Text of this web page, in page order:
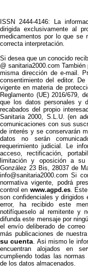
ISSN 2444-4146: La
dirigida exclusivamente al
medicamentos por lo que se
correcta interpretación.
Si desea que un conocido
@ sanitaria2000.com
misma dirección de e-mail.
consentimiento del editor.
vigente en materia de
Reglamento (UE) 2016/679,
que los datos personales y
recabados del propio
Sanitaria 2000, S.L.U. (en
comunicaciones con sus
de interés y se conservarán
datos no serán
requerimiento judicial. Le
acceso, rectificación,
limitación y oposición a su
González 23 Bis, 28037 de
info@sanitaria2000.com Si
normativa vigente, podrá
control en www.agpd.es.
son confidenciales y
error, ha recibido este
notifíqueselo al remitente y
difunda este mensaje por
el envío deliberado de
más publicaciones de
su cuenta. Asi mismo le
encuentran alojados en
cumpliendo todas las
de los datos almacenados.